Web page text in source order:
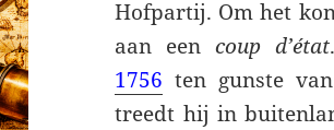
Hofpartij. Om het
aan een coup d’état
1756 ten gunste
treedt hij in